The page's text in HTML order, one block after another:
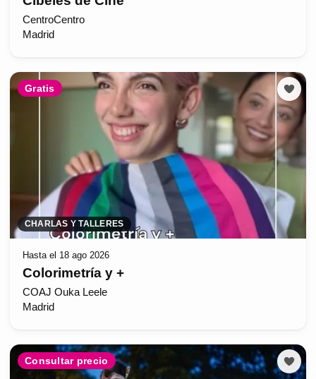
CentroCentro
Madrid
Gratis
CHARLAS Y TALLERES
Hasta el 18 ago 2026
Colorimetría y +
COAJ Ouka Leele
Madrid
Consultar precio